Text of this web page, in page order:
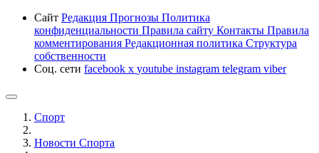
Сайт Редакция Прогнозы Политика
конфиденциальности Правила сайту Контакты Правила
комментирования Редакционная политика Структура
собственности
Соц. сети facebook x youtube instagram telegram viber
Спорт
Новости Cпорта